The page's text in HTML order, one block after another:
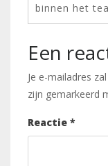
binnen het
Een
Je e-mailadres
zijn gemarkeerd
Reactie *